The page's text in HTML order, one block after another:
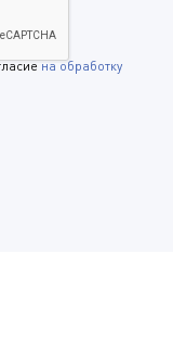
на обработку